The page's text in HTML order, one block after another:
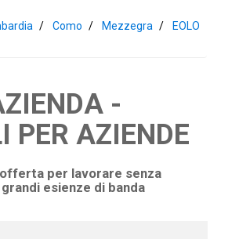
Como Mezzegra
EOLO
-
PER AZIENDE
per lavorare senza
esienze di banda